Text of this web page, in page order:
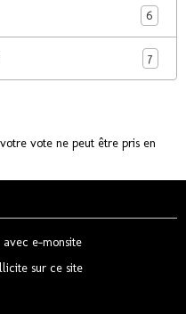
6
7
vote ne peut être pris en
e-monsite
sur ce site